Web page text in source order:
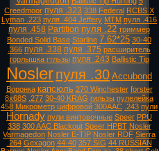
Creedmoor пуля .323 338 Federal RCBS X
Lyman .223 пуля .404 Jeffery MTM пуля .416
пуля .458 Partition пуля .22 триммер
Bonded Solid Base Starline 7.62*25 30-40
.366 пуля .338 пуля .375 расширитель
горлышка гтльзы пуля .243 Ballistic Tip
Noslerпуля .30 Accubond
Воронка капсюль 270 Winchester forster
8х68S .277 30-40 KRAG гильзы пулелейка
458 Микрометр цифровой 300AAC .243 пули
Hornady пули винтовочные Speer PPU
338 300 AAC Blackout Speer HPBT Nosler
Varmagedon Nosler E-TIP Nosler RDF Sierra
.264 Gexagon 44-40 357 SIG 44 RUSSIAN